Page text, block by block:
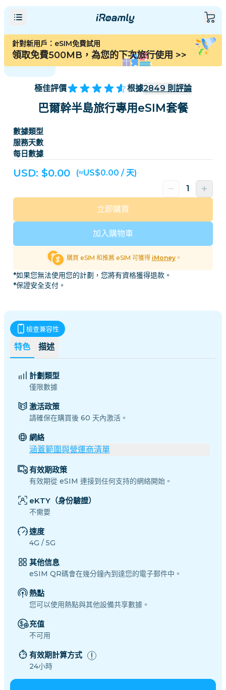
針對新用戶：eSIM免費試用
領取免費500MB，為您的下次旅行使用 >>
極佳評價 根據2849 則評論
巴爾幹半島旅行專用eSIM套餐
數據類型
服務天數
每日數據
USD: $0.00 (≈US$0.00 / 天)
加入購物車
立即購買
購買 eSIM 和推薦 eSIM 可獲得 iMoney。
*如果您無法使用您的計劃，您將有資格獲得退款。
*保證安全支付。
特色 描述
檢查兼容性
計劃類型
僅限數據
激活政策
請確保在購買後 60 天內激活。
網絡
涵蓋範圍與營運商清單
有效期政策
有效期從 eSIM 連接到任何支持的網絡開始。
eKTY（身份驗證）
不需要
速度
4G / 5G
其他信息
eSIM QR碼會在幾分鐘內到達您的電子郵件中。
熱點
您可以使用熱點與其他設備共享數據。
充值
不可用
有效期計算方式
24小時